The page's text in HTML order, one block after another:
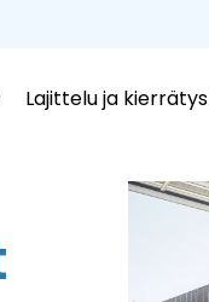
Lajittelu ja kierrätys